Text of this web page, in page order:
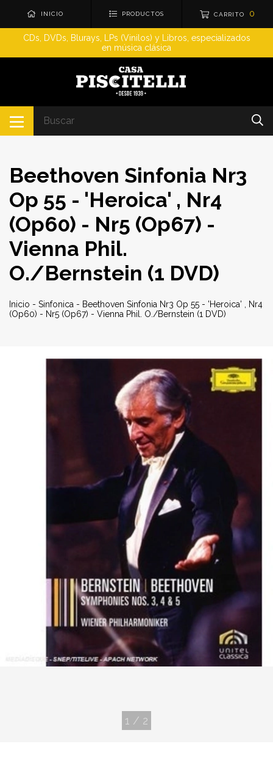
INICIO PRODUCTOS CARRITO 0
CDs, DVDs, Blurays, LPs (Vinilos) y Libros, especializados
en música clásica
Beethoven Sinfonia Nr3
Op 55 - 'Heroica' , Nr4
(Op60) - Nr5 (Op67) -
Vienna Phil.
O./Bernstein (1 DVD)
Inicio - Sinfonica - Beethoven Sinfonia Nr3 Op 55 - 'Heroica' , Nr4
(Op60) - Nr5 (Op67) - Vienna Phil. O./Bernstein (1 DVD)
1 / 2